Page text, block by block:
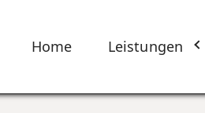
Home Leistungen